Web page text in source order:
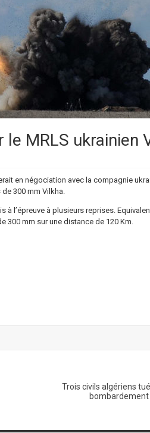
le MRLS ukrainien
en négociation avec la compagnie
300 mm Vilkha.
à l’épreuve à plusieurs reprises.
300 mm sur une distance de 120 Km.
Trois civils algériens